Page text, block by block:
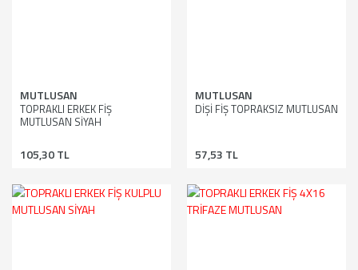
MUTLUSAN
TOPRAKLI ERKEK FİŞ
MUTLUSAN SİYAH
105,30 TL
MUTLUSAN
DİŞİ FİŞ TOPRAKSIZ MUTLUSAN
57,53 TL